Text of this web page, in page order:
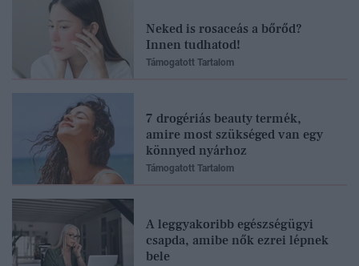
Neked is rosaceás a bőrőd?
Innen tudhatod!
Támogatott Tartalom
7 drogériás beauty termék,
amire most szükséged van egy
könnyed nyárhoz
Támogatott Tartalom
A leggyakoribb egészségügyi
csapda, amibe nők ezrei lépnek
bele